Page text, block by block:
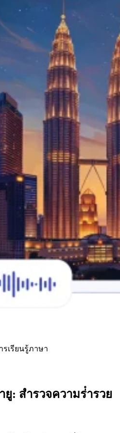
เรียนรู้ภาษา
: สํารวจความร่ํารวย